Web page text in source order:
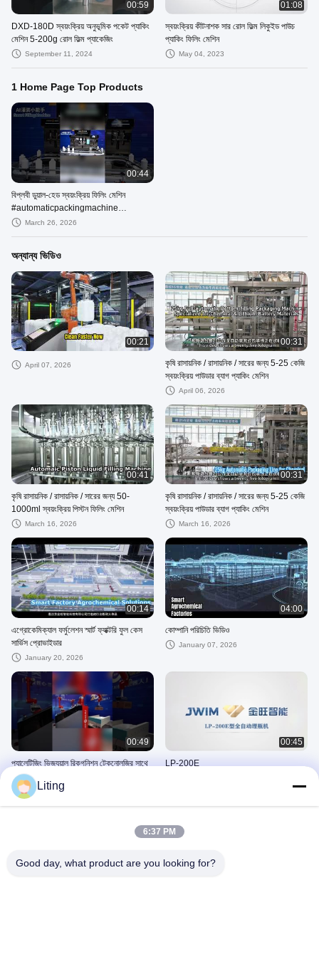
00:59
DXD-180D স্বয়ংক্রিয় অনুভূমিক পকেট প্যাকিং
মেশিন 5-200g রোল ফিল্ম প্যাকেজিং
September 11, 2024
01:08
স্বয়ংক্রিয় কীটনাশক সার রোল ফিল্ম লিকুইড পাউচ
প্যাকিং ফিলিং মেশিন
May 04, 2023
1 Home Page Top Products
00:44
বিপ্লবী ডুয়াল-হেড স্বয়ংক্রিয় ফিলিং মেশিন
#automaticpackingmachine
#bottlefillingmachine
March 26, 2026
অন্যান্য ভিডিও
00:21
April 07, 2026
00:31
কৃষি রাসায়নিক / রাসায়নিক / সারের জন্য 5-25 কেজি
স্বয়ংক্রিয় পাউডার ব্যাগ প্যাকিং মেশিন
April 06, 2026
00:41
কৃষি রাসায়নিক / রাসায়নিক / সারের জন্য 50-
1000ml স্বয়ংক্রিয় পিস্টন ফিলিং মেশিন
March 16, 2026
00:31
কৃষি রাসায়নিক / রাসায়নিক / সারের জন্য 5-25 কেজি
স্বয়ংক্রিয় পাউডার ব্যাগ প্যাকিং মেশিন
March 16, 2026
00:14
এগ্রোকেমিক্যাল ফর্মুলেশন স্মার্ট ফ্যাক্টরি ফুল কেস
সার্ভিস প্রোভাইডার
January 20, 2026
04:00
কোম্পানি পরিচিতি ভিডিও
January 07, 2026
00:49
প্যালেটিজিং ভিজ্যুয়াল রিকগনিশন টেকনোলজির সাথে
প্যালেটিজিং বিপ্লব করুন
August 11, 2025
00:45
LP-200E
Liting
6:37 PM
Good day, what product are you looking for?